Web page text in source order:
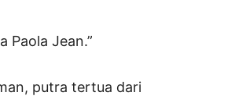
Paola Jean.”
putra tertua dari